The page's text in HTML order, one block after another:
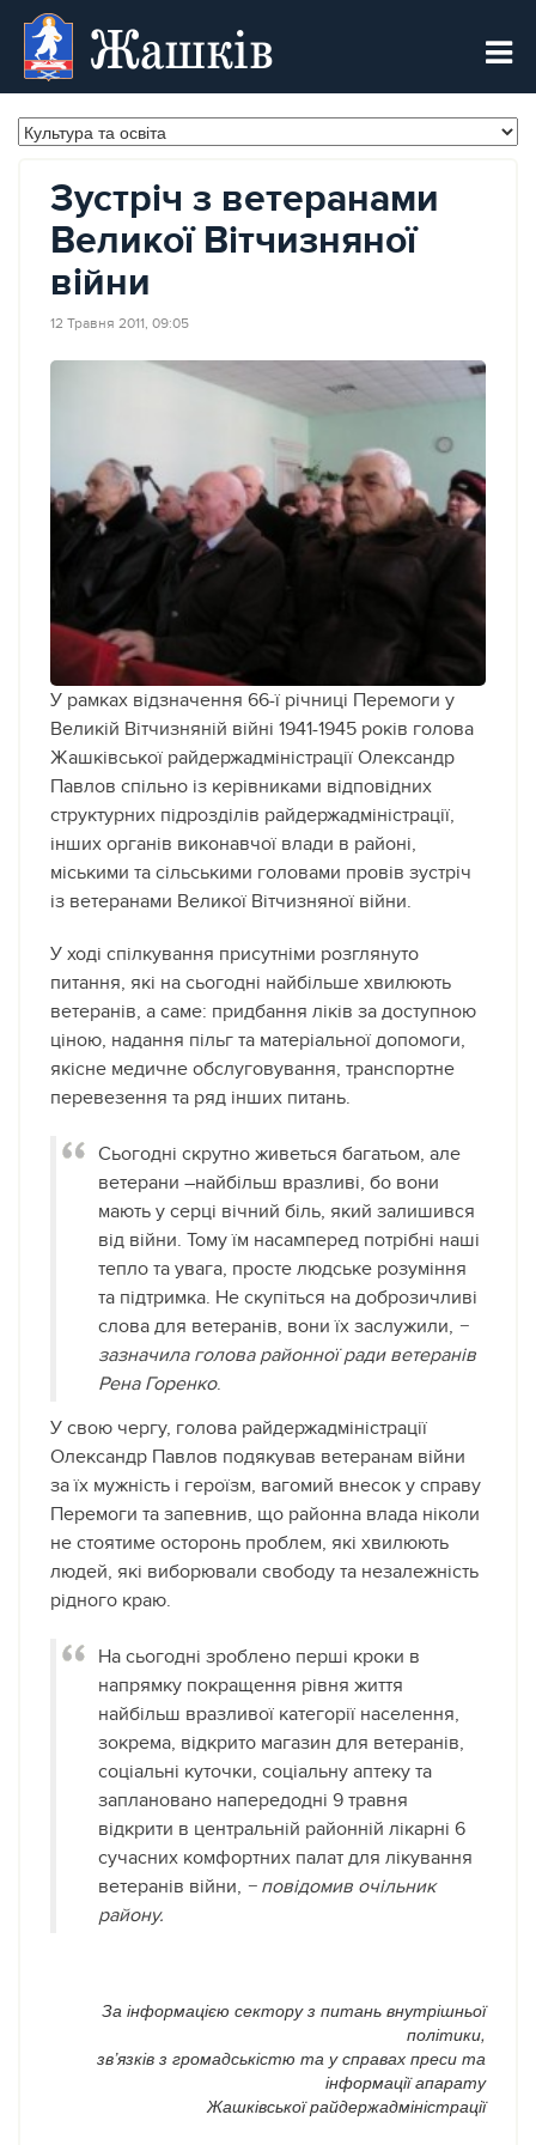
Жашків
Зустріч з ветеранами
Великої Вітчизняної
війни
12 Травня 2011, 09:05
У рамках відзначення 66-ї річниці Перемоги у
Великій Вітчизняній війні 1941-1945 років голова
Жашківської райдержадміністрації Олександр
Павлов спільно із керівниками відповідних
структурних підрозділів райдержадміністрації,
інших органів виконавчої влади в районі,
міськими та сільськими головами провів зустріч
із ветеранами Великої Вітчизняної війни.
У ході спілкування присутніми розглянуто
питання, які на сьогодні найбільше хвилюють
ветеранів, а саме: придбання ліків за доступною
ціною, надання пільг та матеріальної допомоги,
якісне медичне обслуговування, транспортне
перевезення та ряд інших питань.
Сьогодні скрутно живеться багатьом, але
ветерани –найбільш вразливі, бо вони
мають у серці вічний біль, який залишився
від війни. Тому їм насамперед потрібні наші
тепло та увага, просте людське розуміння
та підтримка. Не скупіться на доброзичливі
слова для ветеранів, вони їх заслужили, −
зазначила голова районної ради ветеранів
Рена Горенко.
У свою чергу, голова райдержадміністрації
Олександр Павлов подякував ветеранам війни
за їх мужність і героїзм, вагомий внесок у справу
Перемоги та запевнив, що районна влада ніколи
не стоятиме осторонь проблем, які хвилюють
людей, які виборювали свободу та незалежність
рідного краю.
На сьогодні зроблено перші кроки в
напрямку покращення рівня життя
найбільш вразливої категорії населення,
зокрема, відкрито магазин для ветеранів,
соціальні куточки, соціальну аптеку та
заплановано напередодні 9 травня
відкрити в центральній районній лікарні 6
сучасних комфортних палат для лікування
ветеранів війни, − повідомив очільник
району.
За інформацією сектору з питань внутрішньої
політики,
зв’язків з громадськістю та у справах преси та
інформації апарату
Жашківської райдержадміністрації